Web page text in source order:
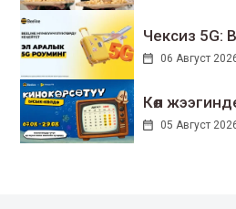
Чексиз 5G:
06 Август
Көл
05 Август